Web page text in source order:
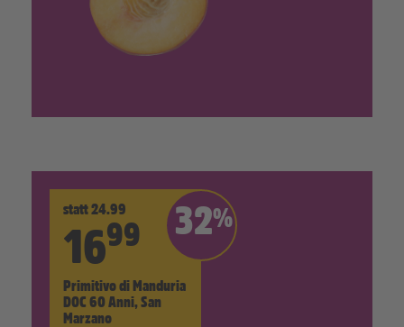
32%
statt 24.99
1699
Primitivo di Manduria
DOC 60 Anni, San
Marzano